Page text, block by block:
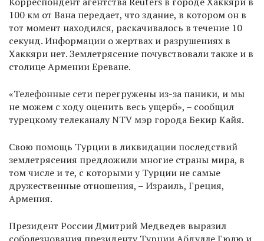
100 км от Вана передает, что здание, в котором он в
тот момент находился, раскачивалось в течение 10
секунд. Информации о жертвах и разрушениях в
Хаккяри нет. Землетрясение почувствовали также и в
столице Армении Ереване.
«Телефонные сети перегружены из-за паники, и мы
не можем с ходу оценить весь ущерб», – сообщил
турецкому телеканалу NTV мэр города Бекир Кайя.
Свою помощь Турции в ликвидации последствий
землетрясения предложили многие страны мира, в
том числе и те, с которыми у Турции не самые
дружественные отношения, – Израиль, Греция,
Армения.
Президент России Дмитрий Медведев выразил